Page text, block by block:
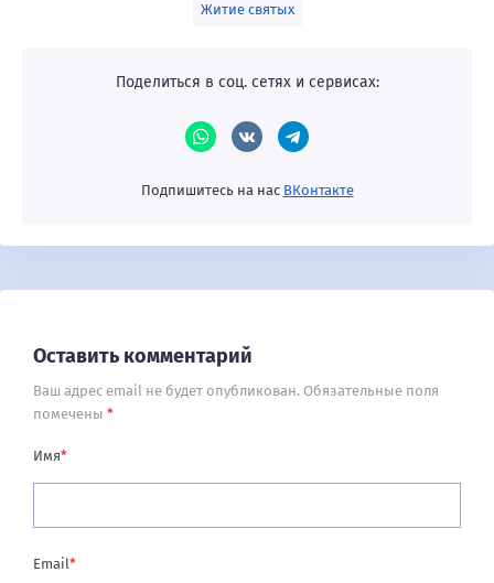
Житие святых
Поделиться в соц. сетях и сервисах:
Подпишитесь на нас ВКонтакте
Оставить комментарий
Ваш адрес email не будет опубликован. Обязательные поля
помечены *
Имя*
Email*